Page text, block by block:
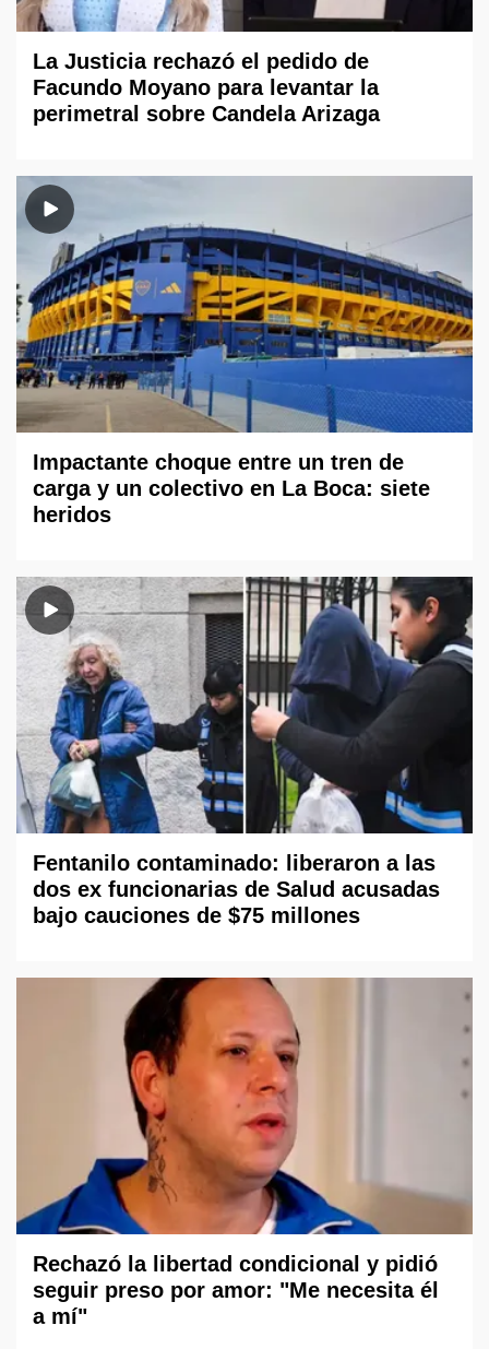
La Justicia rechazó el pedido de
Facundo Moyano para levantar la
perimetral sobre Candela Arizaga
Impactante choque entre un tren de
carga y un colectivo en La Boca: siete
heridos
Fentanilo contaminado: liberaron a las
dos ex funcionarias de Salud acusadas
bajo cauciones de $75 millones
Rechazó la libertad condicional y pidió
seguir preso por amor: "Me necesita él
a mí"